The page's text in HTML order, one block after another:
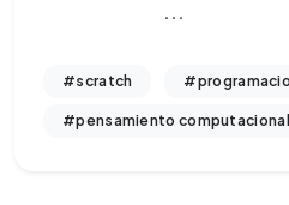
...
#scratch
#pensamiento computacional